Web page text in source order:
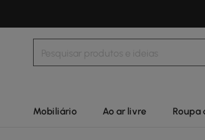
Mobiliário Ao ar livre Roupa